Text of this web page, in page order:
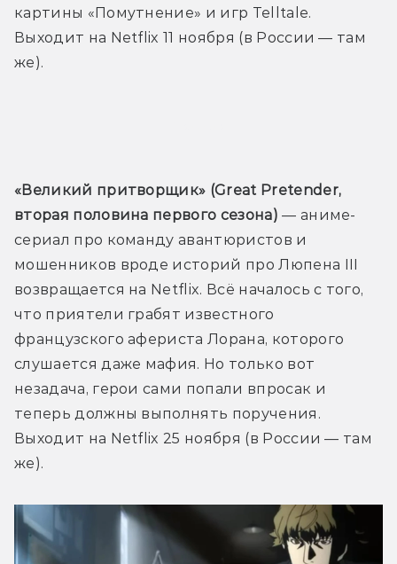
картины «Помутнение» и игр Telltale.
Выходит на Netflix 11 ноября (в России — там
же).
«Великий притворщик» (Great Pretender,
вторая половина первого сезона) — аниме-
сериал про команду авантюристов и
мошенников вроде историй про Люпена III
возвращается на Netflix. Всё началось с того,
что приятели грабят известного
французского афериста Лорана, которого
слушается даже мафия. Но только вот
незадача, герои сами попали впросак и
теперь должны выполнять поручения.
Выходит на Netflix 25 ноября (в России — там
же).